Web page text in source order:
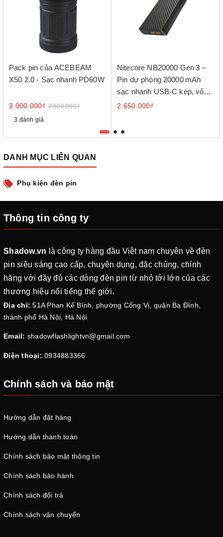
Pack pin của ACEBEAM
X50 2.0 - Sạc nhanh PD60W
3.000.000₫ 3.600.000₫
3 đánh giá
Nitecore NB20000 Gen 3 –
Pin dự phòng 20000 mAh
sạc nhanh USB‑C kép, vỏ
sợi carbon
2.650.000₫
DANH MỤC LIÊN QUAN
Phụ kiện đèn pin
Thông tin công ty
Shadow.vn là công ty hàng đầu Việt nam chuyên về đèn
pin siêu sáng cao cấp, chuyên dụng, đặc chủng, chính
hãng với đầy đủ các dòng đèn pin từ nhỏ tới lớn của các
thương hiệu nổi tiếng thế giới.
Địa chỉ: 51A Phan Kế Bính, phường Cống Vị, quận Ba Đình,
thành phố Hà Nội, Hà Nội
Email: shadowflashlightvn@gmail.com
Điện thoại: 0934883366
Chính sách và bảo mật
Hướng dẫn đặt hàng
Hướng dẫn thanh toán
Chính sách bảo mật thông tin
Chính sách bảo hành
Chính sách đổi trả
Chính sách vận chuyển